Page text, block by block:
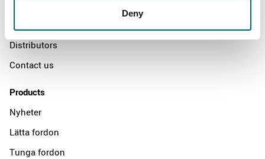
Deny
Distributors
Contact us
Products
Nyheter
Lätta fordon
Tunga fordon